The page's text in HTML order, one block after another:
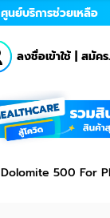
ศูนย์บริการช่วยเหลือ
ลงชื่อเข้าใช้ |สมัคร
500 For